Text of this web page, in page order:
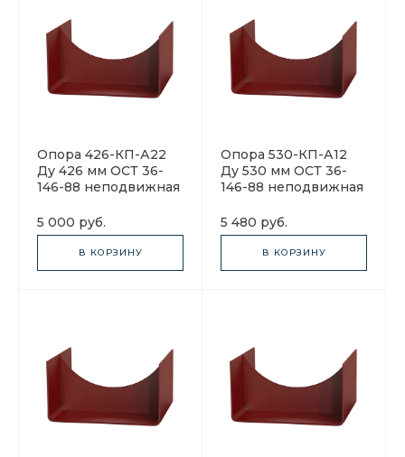
Опора 426-КП-А22
Ду 426 мм ОСТ 36-
146-88 неподвижная
5 000 руб.
В КОРЗИНУ
Опора 530-КП-А12
Ду 530 мм ОСТ 36-
146-88 неподвижная
5 480 руб.
В КОРЗИНУ